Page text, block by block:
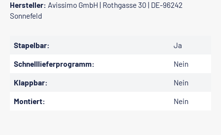
Hersteller: Avissimo GmbH | Rothgasse 30 | DE-96242
Sonnefeld
Stapelbar: Ja
Schnelllieferprogramm: Nein
Klappbar: Nein
Montiert: Nein